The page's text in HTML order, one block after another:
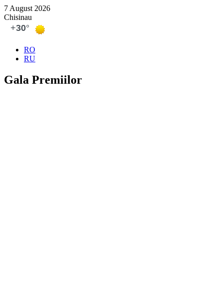
7 August 2026
Chisinau
RO
RU
Gala Premiilor